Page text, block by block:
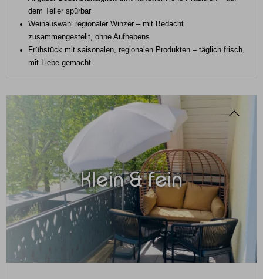
dem Teller spürbar
Weinauswahl regionaler Winzer – mit Bedacht
zusammengestellt, ohne Aufhebens
Frühstück mit saisonalen, regionalen Produkten – täglich frisch,
mit Liebe gemacht
Klein & fein